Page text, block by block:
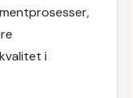
i